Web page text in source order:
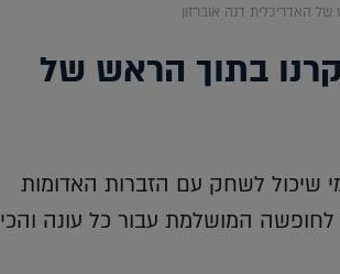
של האדריכלית דנה אוברזון
בתוך הראש של
שיכול לשחק עם הזברות האדומות
המושלמת עבור כל עונה והכי